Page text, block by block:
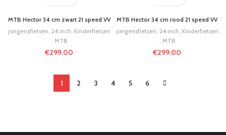
MTB Hector 34 cm zwart 21 speed VV
jongensfietsen 24 inch Kinderfietsen
MTB
€299.00
MTB Hector 34 cm rood 21 speed VV
jongensfietsen 24 inch Kinderfietsen
MTB
€299.00
1 2 3 4 5 6